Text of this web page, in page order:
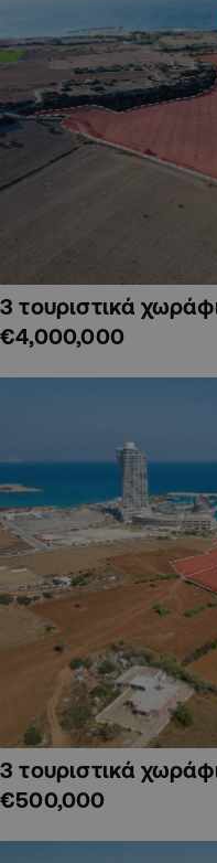
3 τουριστικά
€4,000,000
3 τουριστικά
€500,000